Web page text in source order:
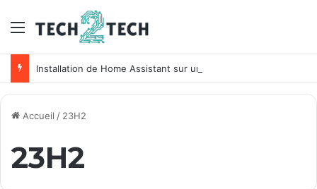
Menu
Installation de Home Assistant sur un NAS Synology
Accueil / 23H2
23H2